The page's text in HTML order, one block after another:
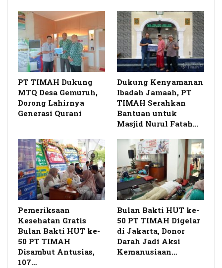
PT TIMAH Dukung
MTQ Desa Gemuruh,
Dorong Lahirnya
Generasi Qurani
Dukung Kenyamanan
Ibadah Jamaah, PT
TIMAH Serahkan
Bantuan untuk
Masjid Nurul Fatah…
Pemeriksaan
Kesehatan Gratis
Bulan Bakti HUT ke-
50 PT TIMAH
Disambut Antusias,
107…
Bulan Bakti HUT ke-
50 PT TIMAH Digelar
di Jakarta, Donor
Darah Jadi Aksi
Kemanusiaan…